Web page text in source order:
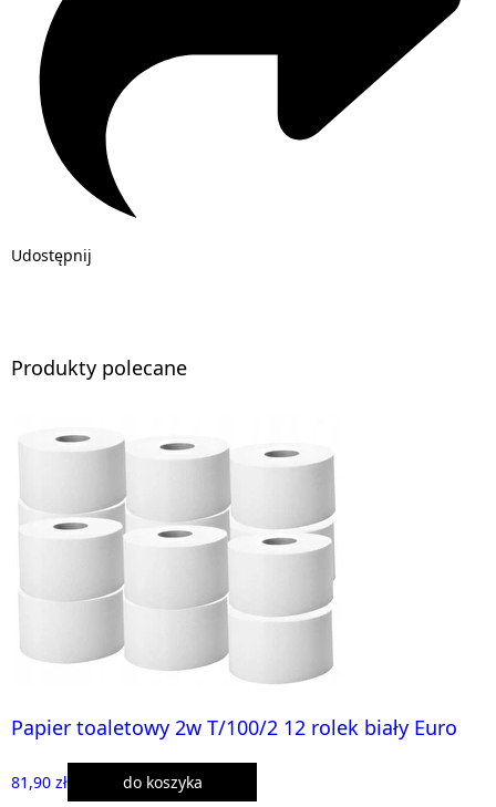
Udostępnij
Produkty polecane
Papier toaletowy 2w T/100/2 12 rolek biały Euro
81,90 zł do koszyka